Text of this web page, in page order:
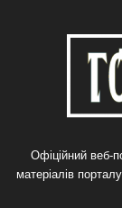
Офіційний веб-
матеріалів